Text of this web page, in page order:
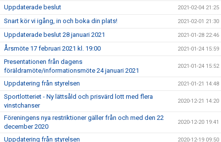
Uppdaterade beslut 2021-02-04 21:25
Snart kör vi igång, in och boka din plats! 2021-02-01 21:30
Uppdaterade beslut 28 januari 2021 2021-01-28 22:46
Årsmöte 17 februari 2021 kl. 19:00 2021-01-24 15:59
Presentationen från dagens
föräldramöte/informationsmöte 24 januari 2021
2021-01-24 15:52
Uppdatering från styrelsen 2021-01-21 14:48
Sportlotteriet - Ny lättsåld och prisvärd lott med flera
vinstchanser
2020-12-21 14:20
Föreningens nya restriktioner gäller från och med den 22
december 2020
2020-12-20 19:41
Uppdatering från styrelsen 2020-12-19 09:50